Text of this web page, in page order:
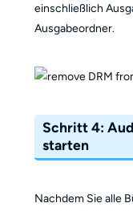
einschließlich
Ausgabeordner.
Schritt 4:
starten
Nachdem Sie alle